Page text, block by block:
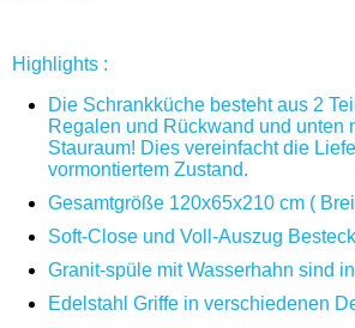
Highlights :
Die Schrankküche besteht aus 2
Regalen und Rückwand und unten
Stauraum! Dies vereinfacht die
vormontiertem Zustand.
Gesamtgröße 120x65x210 cm (
Soft-Close und Voll-Auszug
Granit-spüle mit Wasserhahn sind
Edelstahl Griffe in verschiedenen